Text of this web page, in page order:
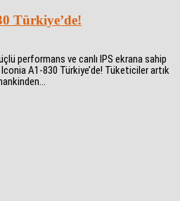
Türkiye’de!
performans ve canlı IPS ekrana sahip
A1-830 Türkiye’de! Tüketiciler artık